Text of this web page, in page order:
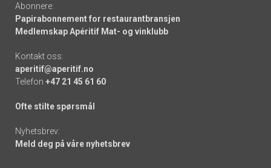
Abonnere:
Papirabonnement for restaurantbransjen
Medlemskap Apéritif Mat- og vinklubb
Kontakt oss:
aperitif@aperitif.no
Telefon +47 21 45 61 60
Ofte stilte spørsmål
Nyhetsbrev:
Meld deg på våre nyhetsbrev